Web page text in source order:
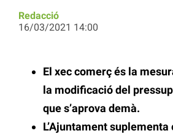
Redacció
16/03/2021 14:00
El xec comerç és la
la modificació del
que s’aprova demà.
L’Ajuntament